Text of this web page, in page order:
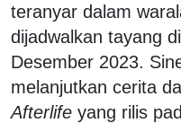
teranyar dalam
dijadwalkan tayang
Desember 2023.
melanjutkan cerita
Afterlife yang rilis